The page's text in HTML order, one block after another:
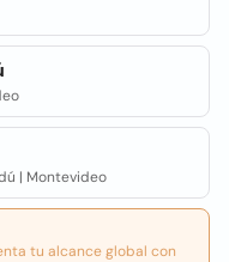
| Montevideo
tu alcance global con